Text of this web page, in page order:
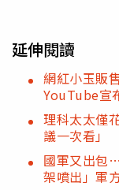
延伸閱讀
網紅小玉販
YouTube宣
理科太太僅
議一次看」
國軍又出包
架噴出」軍